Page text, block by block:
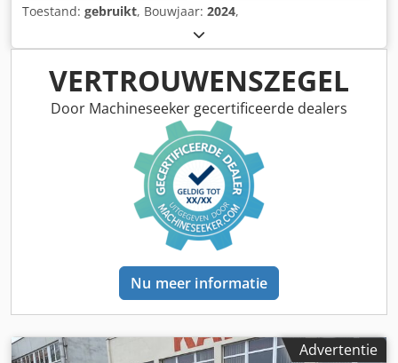
Toestand: gebruikt, Bouwjaar: 2024,
VERTROUWENSZEGEL
Door Machineseeker gecertificeerde dealers
Nu meer informatie
Advertentie